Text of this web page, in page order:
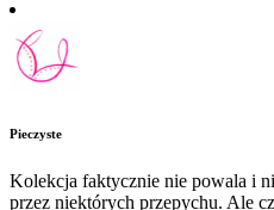
Pieczyste
Kolekcja faktycznie nie powala i
przez niektórych przepychu. Ale